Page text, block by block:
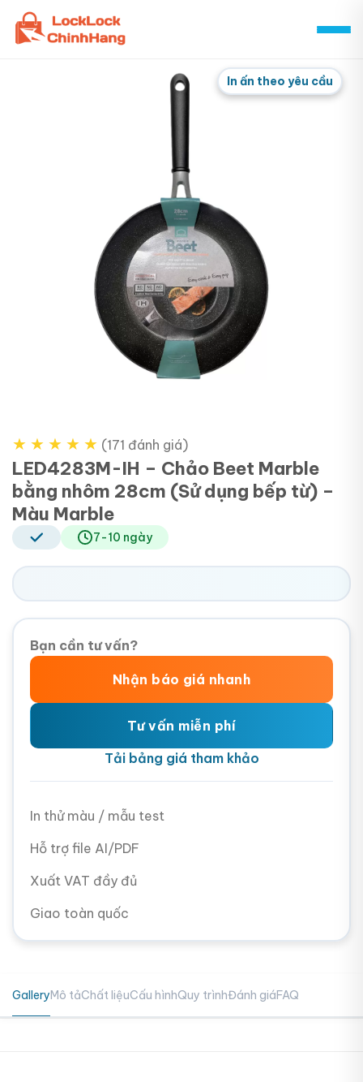
Skip
content
In ấn theo yêu cầu
★ ★ ★ ★ ★ (171 đánh giá)
LED4283M-IH – Chảo Beet Marble
bằng nhôm 28cm (Sử dụng bếp từ) –
Màu Marble
7-10 ngày
Bạn cần tư vấn?
Nhận báo giá nhanh
Tư vấn miễn phí
Tải bảng giá tham khảo
In thử màu / mẫu test
Hỗ trợ file AI/PDF
Xuất VAT đầy đủ
Giao toàn quốc
GalleryMô tảChất liệuCấu hìnhQuy trìnhĐánh giáFAQ